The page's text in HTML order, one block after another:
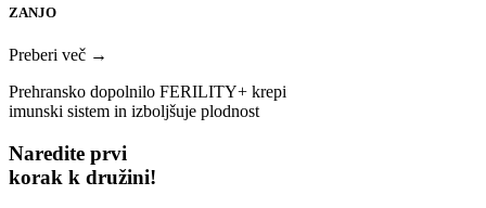
ZANJO
Preberi več →
Prehransko dopolnilo FERILITY+ krepi
imunski sistem in izboljšuje plodnost
Naredite prvi
korak k družini!